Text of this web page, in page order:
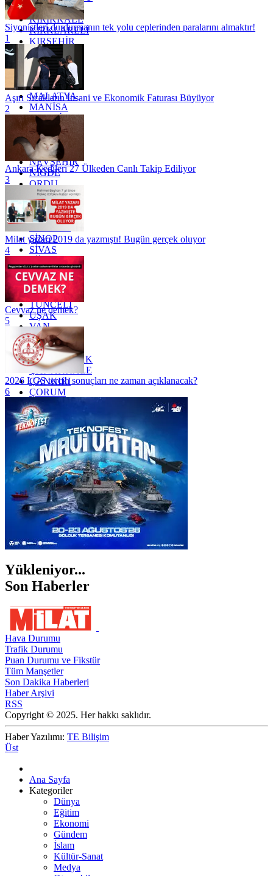
KAYSERİ
KIRIKKALE
KIRKLARELİ
KIRŞEHİR
KOCAELİ
KONYA
KÜTAHYA
KİLİS
MALATYA
MANİSA
MARDİN
MERSİN
MUĞLA
MUŞ
NEVŞEHİR
NİĞDE
ORDU
OSMANİYE
RİZE
SAKARYA
SAMSUN
SİNOP
SİVAS
TEKİRDAĞ
TOKAT
TRABZON
TUNCELİ
UŞAK
VAN
YALOVA
YOZGAT
ZONGULDAK
ÇANAKKALE
ÇANKIRI
ÇORUM
İSTANBUL
İZMİR
ŞANLIURFA
ŞIRNAK
Siyonistleri durdurmanın tek yolu ceplerinden paralarını almaktır!
1
Aşırı Sıcakların İnsani ve Ekonomik Faturası Büyüyor
2
Ankara Kedileri 27 Ülkeden Canlı Takip Ediliyor
3
Milat yazarı 2019 da yazmıştı! Bugün gerçek oluyor
4
Cevvaz ne demek?
5
2026 LGS tercih sonuçları ne zaman açıklanacak?
6
Yükleniyor...
Son Haberler
Hava Durumu
Trafik Durumu
Puan Durumu ve Fikstür
Tüm Manşetler
Son Dakika Haberleri
Haber Arşivi
RSS
Copyright © 2025. Her hakkı saklıdır.
Haber Yazılımı: TE Bilişim
Üst
Ana Sayfa
Kategoriler
Dünya
Eğitim
Ekonomi
Gündem
İslam
Kültür-Sanat
Medya